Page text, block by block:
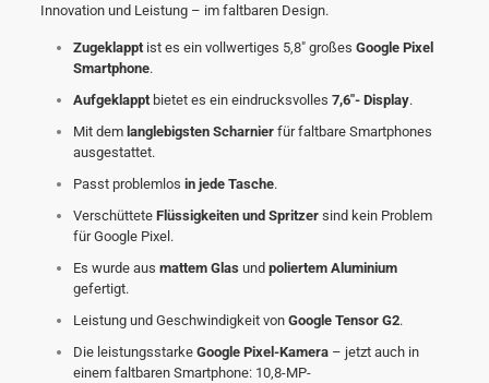
Innovation und Leistung – im faltbaren Design.
Zugeklapptist es ein vollwertiges 5,8″ großes Google Pixel
Smartphone.
Aufgeklapptbietet es ein eindrucksvolles 7,6″- Display.
Mit dem langlebigsten Scharnierfür faltbare Smartphones
ausgestattet.
Passt problemlos in jede Tasche.
Verschüttete Flüssigkeiten und Spritzersind kein Problem
für Google Pixel.
Es wurde aus mattem Glasund poliertem Aluminium
gefertigt.
Leistung und Geschwindigkeit von Google Tensor G2.
Die leistungsstarke Google Pixel-Kamera– jetzt auch in
einem faltbaren Smartphone: 10,8-MP-